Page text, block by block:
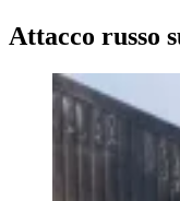
Attacco russo